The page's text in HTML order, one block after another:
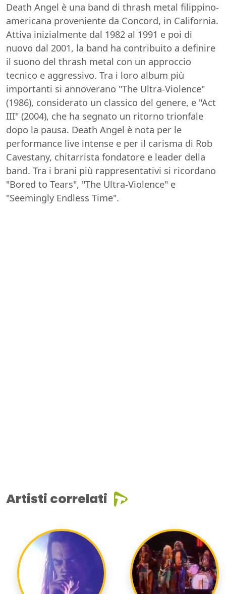
Death Angel è una band di thrash metal filippino-
americana proveniente da Concord, in California.
Attiva inizialmente dal 1982 al 1991 e poi di
nuovo dal 2001, la band ha contribuito a definire
il suono del thrash metal con un approccio
tecnico e aggressivo. Tra i loro album più
importanti si annoverano "The Ultra-Violence"
(1986), considerato un classico del genere, e "Act
III" (2004), che ha segnato un ritorno trionfale
dopo la pausa. Death Angel è nota per le
performance live intense e per il carisma di Rob
Cavestany, chitarrista fondatore e leader della
band. Tra i brani più rappresentativi si ricordano
"Bored to Tears", "The Ultra-Violence" e
"Seemingly Endless Time".
Artisti correlati